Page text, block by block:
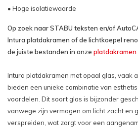
• Hoge isolatiewaarde
Op zoek naar STABU teksten en/of
Intura platdakramen of de lichtkoepel
de juiste bestanden in onze
Intura platdakramen met opaal glas, vaak
bieden een unieke combinatie van
voordelen. Dit soort glas is bijzonder
vanwege zijn vermogen om licht zacht en
verspreiden, wat zorgt voor een